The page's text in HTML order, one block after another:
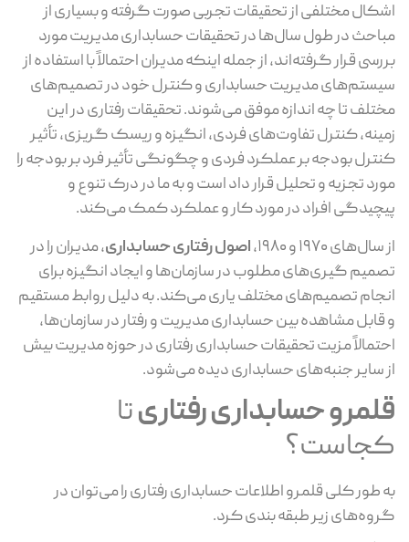
اشکال مختلفی از تحقیقات تجربی صورت گرفته و بسیاری از
مباحث در طول سال‌ها در تحقیقات حسابداری مدیریت مورد
بررسی قرار گرفته‌‌اند، از جمله اینکه مدیران احتمالاً با استفاده از
سیستم‌های مدیریت حسابداری و کنترل خود در تصمیم‌های
مختلف تا چه اندازه موفق می‌شوند. تحقیقات رفتاری در این
زمینه، کنترل تفاوت‌های فردی، انگیزه و ریسک گریزی، تأثیر
کنترل بودجه بر عملکرد فردی و چگونگی تأثیر فرد بر بودجه را
مورد تجزیه و تحلیل قرار داد است و به ما در درک تنوع و
پیچیدگی افراد در مورد کار و عملکرد کمک می‌کند.
از سال‌های ۱۹۷۰ و ۱۹۸۰،
اصول رفتاری حسابداری، مدیران را در
تصمیم گیری‌های مطلوب در سازمان‌ها و ایجاد انگیزه برای
انجام تصمیم‌های مختلف یاری می‌کند. به دلیل روابط مستقیم
و قابل مشاهده بین حسابداری مدیریت و رفتار در سازمان‌ها،
احتمالاً مزیت تحقیقات حسابداری رفتاری در حوزه مدیریت بیش
از سایر جنبه‌های حسابداری دیده می‌شود.
قلمرو حسابداری رفتاریتا
کجاست؟
به طور کلی قلمرو اطلاعات حسابداری رفتاری را می‌توان در
گروه‌های زیر طبقه بندی کرد.